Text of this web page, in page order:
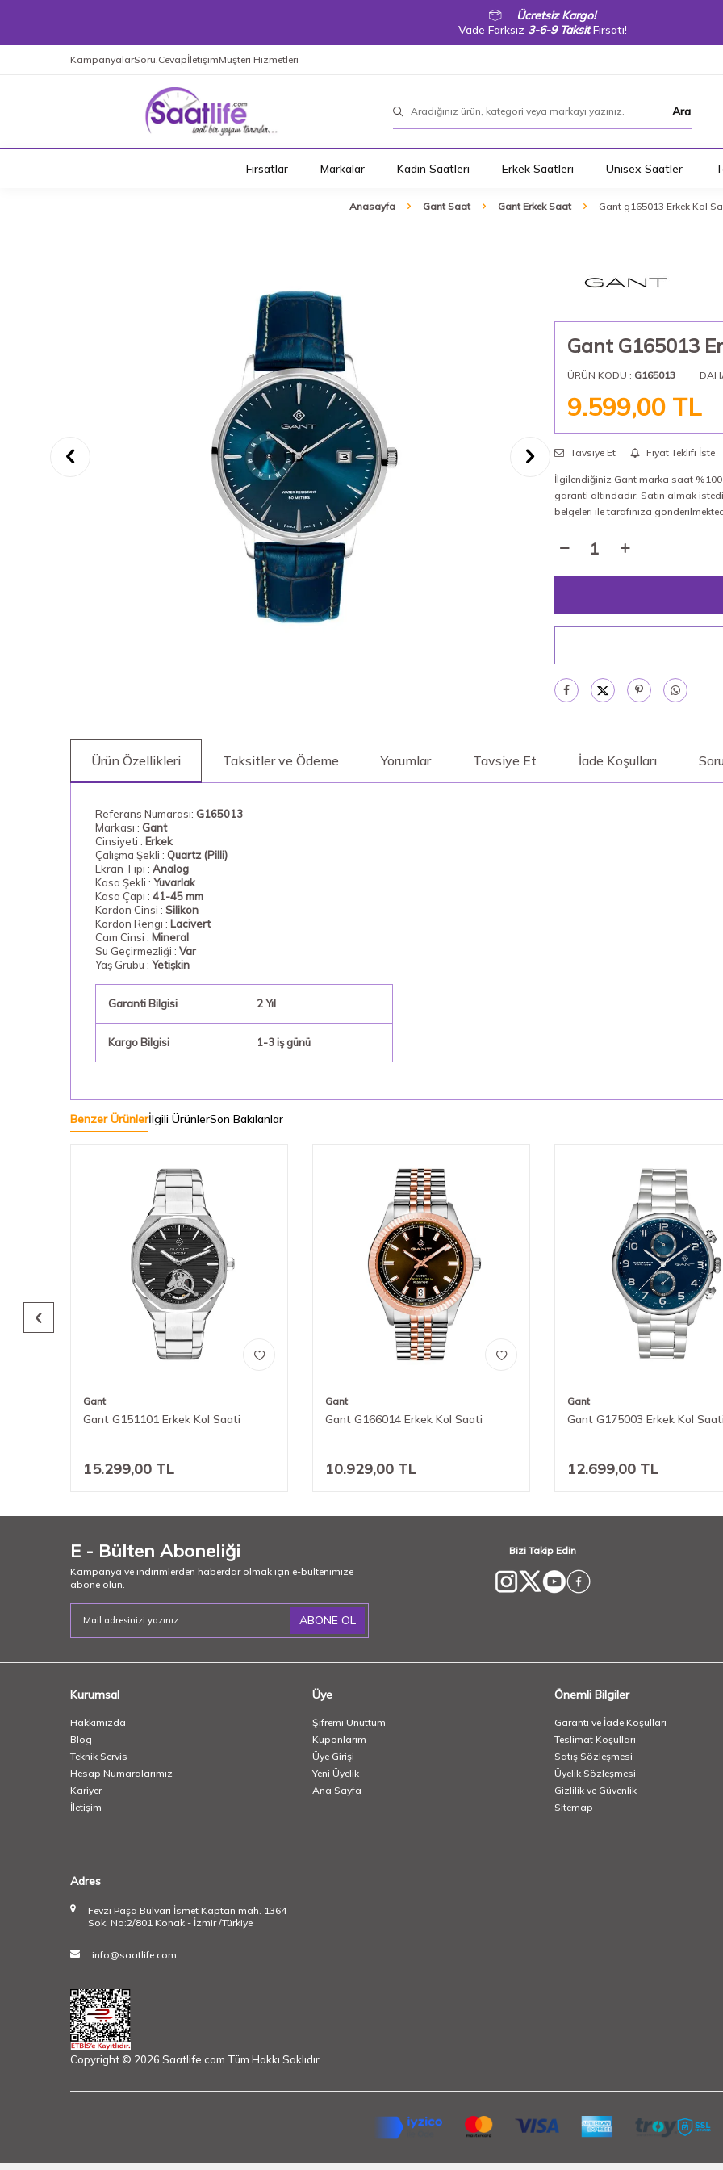
Ücretsiz Kargo!
Vade Farksız 3-6-9 TaksitFırsatı!
KampanyalarSoru.CevapİletişimMüşteri Hizmetleri
Ara
Fırsatlar Markalar Kadın Saatleri Erkek Saatleri Unisex Saatler
Anasayfa Gant Saat Gant Erkek Saat Gant g165013 Erkek Kol
Gant G165013
ÜRÜN KODU : G165013
9.599,00 TL
Tavsiye Et Fiyat Teklifi İste
İlgilendiğiniz Gant marka saat
garanti altındadır. Satın almak
belgeleri ile tarafınıza
Ürün Özellikleri Taksitler ve Ödeme Yorumlar Tavsiye Et İade Koşulları
Referans Numarası: G165013
Markası : Gant
Cinsiyeti : Erkek
Çalışma Şekli : Quartz (Pilli)
Ekran Tipi : Analog
Kasa Şekli : Yuvarlak
Kasa Çapı : 41-45 mm
Kordon Cinsi : Silikon
Kordon Rengi : Lacivert
Cam Cinsi : Mineral
Su Geçirmezliği : Var
Yaş Grubu : Yetişkin
Garanti Bilgisi 2 Yıl
Kargo Bilgisi 1-3 iş günü
Benzer Ürünlerİlgili ÜrünlerSon Bakılanlar
Gant
Gant G151101 Erkek Kol Saati
15.299,00 TL
Gant
Gant G166014 Erkek Kol Saati
10.929,00 TL
Gant
Gant G175003 Erkek Kol
12.699,00 TL
E - Bülten Aboneliği
Kampanya ve indirimlerden haberdar olmak için e-bültenimize
abone olun.
ABONE OL
Bizi Takip Edin
Kurumsal
Hakkımızda
Blog
Teknik Servis
Hesap Numaralarımız
Kariyer
İletişim
Üye
Şifremi Unuttum
Kuponlarım
Üye Girişi
Yeni Üyelik
Ana Sayfa
Önemli Bilgiler
Garanti ve İade Koşulları
Teslimat Koşulları
Satış Sözleşmesi
Üyelik Sözleşmesi
Gizlilik ve Güvenlik
Sitemap
Adres
Fevzi Paşa Bulvarı İsmet Kaptan mah. 1364
Sok. No:2/801 Konak - İzmir /Türkiye
info@saatlife.com
Copyright © 2026 Saatlife.com Tüm Hakkı Saklıdır.